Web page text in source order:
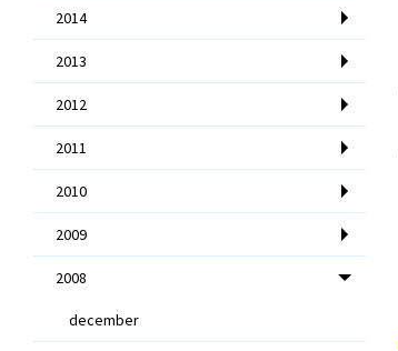
2014
2013
2012
2011
2010
2009
2008
december